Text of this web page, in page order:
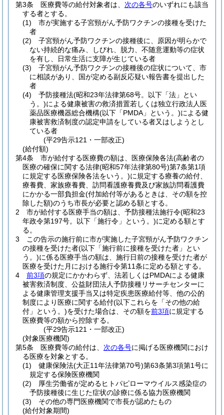
第3条
医療費等の給付対象者は、 次の各号のいずれにも該当
する者とする。
(1)
市が実施する子宮頸がん予防ワクチンの接種を受けた
者
(2)
子宮頸がん予防ワクチンの接種後に、原因が明らかで
ない持続的な痛み、しびれ、脱力、不随意運動等の症状
を有し、日常生活に支障が生じている者
(3)
子宮頸がん予防ワクチンの接種後の症状について、市
に相談があり、国が定める副反応疑い報告書を提出した
者
(4)
予防接種法(昭和23年法律第68号。以下「法」とい
う。)による健康被害の救済措置若しくは独立行政法人医
薬品医療機器総合機構(以下「PMDA」という。)による健
康被害救済制度の認定申請をしている者又はしようとし
ている者
(平29告示121・一部改正)
(給付額)
第4条
市が給付する医療費の額は、医療保険各法(高齢者の
医療の確保に関する法律(昭和57年法律第80号)第7条第1項
に規定する医療保険各法をいう。)に規定する療養の給付、
療養費、家族療養費、訪問看護療養費及び家族訪問看護費
にかかる一部負担金(付加給付等があるときは、その額を控
除した額)のうち市長が必要と認める額とする。
2
市が給付する医療手当の額は、予防接種法施行令(昭和23
年政令第197号。以下「施行令」という。)に定める額とす
る。
3
この告示の施行前に市が実施した子宮頸がん予防ワクチン
の接種を受けた者(以下「施行前に接種を受けた者」とい
う。)に係る医療手当の額は、施行日前の接種を受けた者が
医療を受けた月における施行令第11条に定める額とする。
4
前3項の規定にかかわらず、法若しくはPMDAによる健康
被害救済制度、公益財団法人予防接種リサーチセンターに
よる健康管理支援手当又は特定疾患医療給付等、他の公的
制度により医療に関する給付(以下これらを「その他の給
付」という。)を受けた場合は、その額を前3項に規定する
医療費等の額から控除する。
(平29告示121・一部改正)
(対象医療機関)
第5条
医療費等の給付は、 次の各号に掲げる医療機関におけ
る医療を対象とする。
(1)
健康保険法(大正11年法律第70号)第63条第3項第1号に
規定する保険医療機関
(2)
厚生労働省が定めるヒトパピローマウイルス感染症の
予防接種後に生じた症状の診療に係る協力医療機関
(3)
その他の専門医療機関で市長が認めたもの
(給付対象期間)